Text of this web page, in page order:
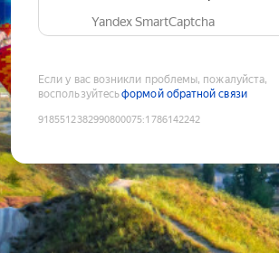
Yandex SmartCaptcha
Если у вас возникли проблемы, пожалуйста,
воспользуйтесьформой обратной связи
9185512382990800075:1786142242